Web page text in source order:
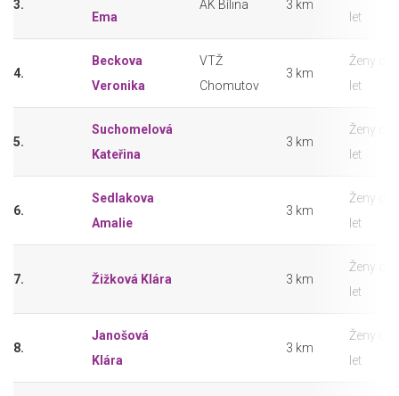
3.
Ema
AK Bílina 3 km
let
4.
Beckova
Veronika
VTŽ
Chomutov
3 km
Ženy do
let
5.
Suchomelová
Kateřina
3 km
Ženy do
let
6.
Sedlakova
Amalie
3 km
Ženy do
let
7. Žižková Klára 3 km
Ženy do
let
8.
Janošová
Klára
3 km
Ženy do
let